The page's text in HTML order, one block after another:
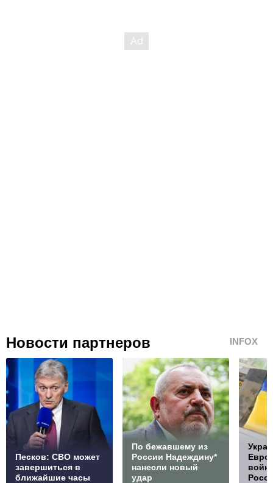
Новости партнеров INFOX
Песков: СВО может
завершиться в
ближайшие часы
По бежавшему из
России Надеждину*
нанесли новый
удар